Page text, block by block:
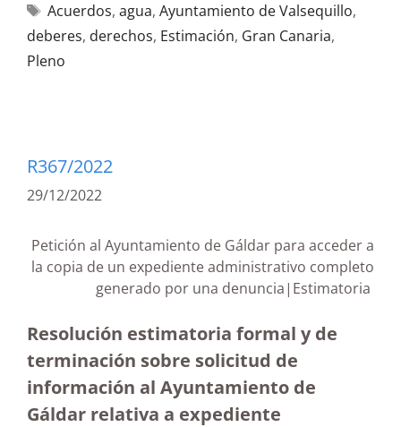
Acuerdos, agua, Ayuntamiento de Valsequillo,
deberes, derechos, Estimación, Gran Canaria,
Pleno
R367/2022
29/12/2022
Petición al Ayuntamiento de Gáldar para acceder a
la copia de un expediente administrativo completo
generado por una denuncia|Estimatoria
Resolución estimatoria formal y de
terminación sobre solicitud de
información al Ayuntamiento de
Gáldar relativa a expediente